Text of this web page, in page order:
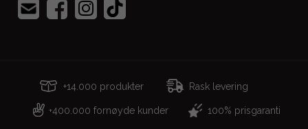
+14.000 produkter Rask levering
+400.000 fornøyde kunder 100% prisgaranti